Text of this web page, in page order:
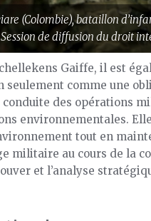
(Colombie), bataillon
Session de diffusion du droit
Gaiffe, il est
seulement comme une
des opérations
environnementales.
tout en
militaire au cours de la
et l’analyse